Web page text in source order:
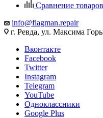
Сравнение товаров
info@flagman.repair
г. Ревда, ул. Максима
Вконтакте
Facebook
Twitter
Instagram
Telegram
YouTube
Одноклассники
Google Plus